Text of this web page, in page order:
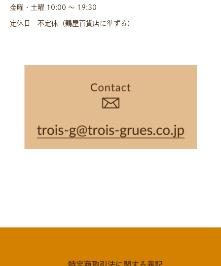
金曜・土曜 10:00 〜 19:30
定休日 不定休（鶴屋百貨店に準ずる）
特定商取引法に関する表記